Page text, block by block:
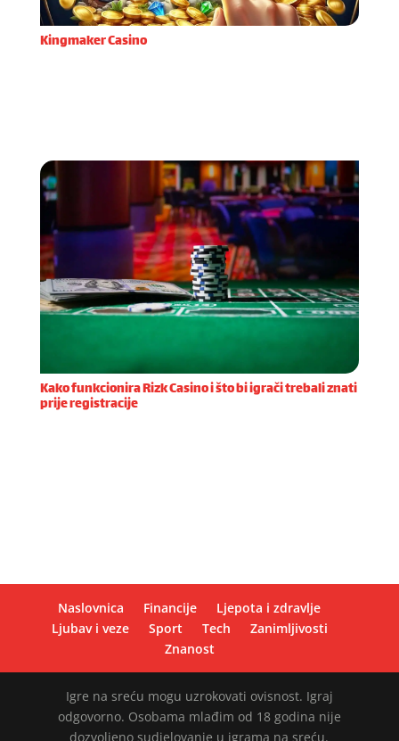
Kingmaker Casino
Kako funkcionira Rizk Casino i što bi igrači trebali znati
prije registracije
Naslovnica Financije
Ljepota i zdravlje
Ljubav i veze
Sport Tech
Zanimljivosti
Znanost
Igre na sreću mogu uzrokovati ovisnost. Igraj
odgovorno. Osobama mlađim od 18 godina nije
dozvoljeno sudjelovanje u igrama na sreću.